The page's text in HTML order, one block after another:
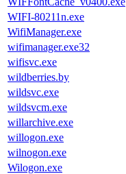
WIFI-80211n.exe
WifiManager.exe
wifimanager.exe32
wifisvc.exe
wildberries.by
wildsvc.exe
wildsvcm.exe
willarchive.exe
willogon.exe
wilnogon.exe
Wilogon.exe